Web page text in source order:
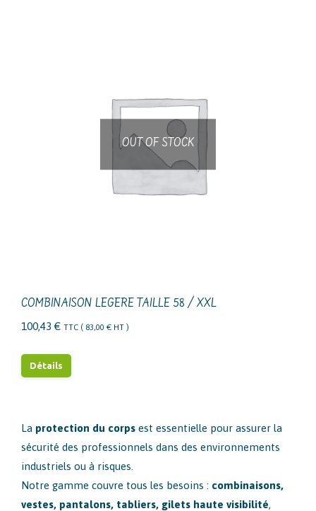
OUT OF STOCK
COMBINAISON LEGERE TAILLE 58 / XXL
100,43 € TTC ( 83,00 € HT )
Détails
La protection du corps est essentielle pour assurer la
sécurité des professionnels dans des environnements
industriels ou à risques.
Notre gamme couvre tous les besoins : combinaisons,
vestes, pantalons, tabliers, gilets haute visibilité,